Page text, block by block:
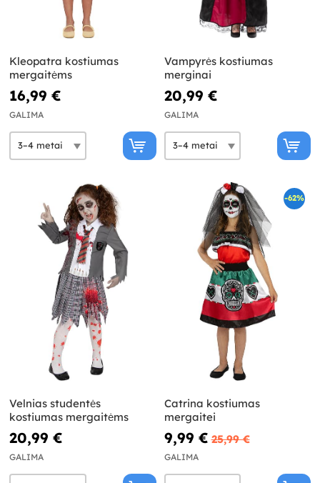
Kleopatra kostiumas
mergaitėms
16,99 €
GALIMA
Vampyrės kostiumas
merginai
20,99 €
GALIMA
Velnias studentės
kostiumas mergaitėms
20,99 €
GALIMA
-62%
Catrina kostiumas
mergaitei
9,99 € 25,99 €
GALIMA